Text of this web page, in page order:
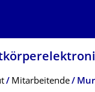
Mitarbeitende